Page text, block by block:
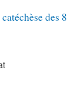
des 8